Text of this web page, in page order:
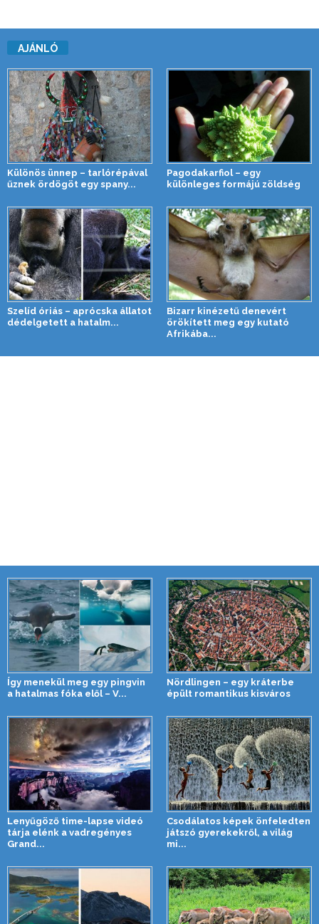
AJÁNLÓ
Különös ünnep – tarlórépával
űznek ördögöt egy spany...
Pagodakarfiol – egy
különleges formájú zöldség
Szelíd óriás – aprócska állatot
dédelgetett a hatalm...
Bizarr kinézetű denevért
örökített meg egy kutató
Afrikába...
Így menekül meg egy pingvin
a hatalmas fóka elől – V...
Nördlingen – egy kráterbe
épült romantikus kisváros
Lenyűgöző time-lapse videó
tárja elénk a vadregényes
Grand...
Csodálatos képek önfeledten
játszó gyerekekről, a világ
mi...